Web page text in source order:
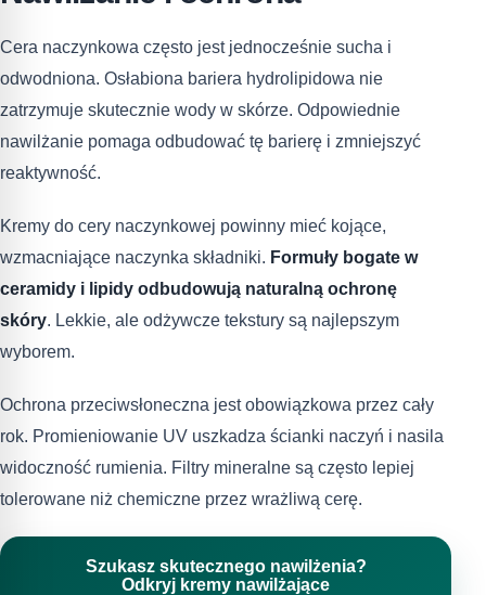
Cera naczynkowa często jest jednocześnie sucha i
odwodniona. Osłabiona bariera hydrolipidowa nie
zatrzymuje skutecznie wody w skórze. Odpowiednie
nawilżanie pomaga odbudować tę barierę i zmniejszyć
reaktywność.
Kremy do cery naczynkowej powinny mieć kojące,
wzmacniające naczynka składniki. Formuły bogate w
ceramidy i lipidy odbudowują naturalną ochronę
skóry. Lekkie, ale odżywcze tekstury są najlepszym
wyborem.
Ochrona przeciwsłoneczna jest obowiązkowa przez cały
rok. Promieniowanie UV uszkadza ścianki naczyń i nasila
widoczność rumienia. Filtry mineralne są często lepiej
tolerowane niż chemiczne przez wrażliwą cerę.
Szukasz skutecznego nawilżenia?
Odkryj kremy nawilżające